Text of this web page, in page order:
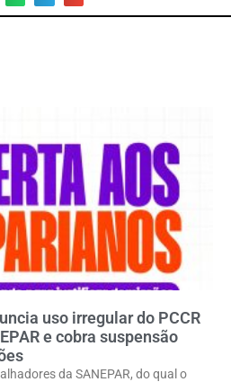
uso irregular do PCCR
e cobra suspensão
da SANEPAR, do qual o